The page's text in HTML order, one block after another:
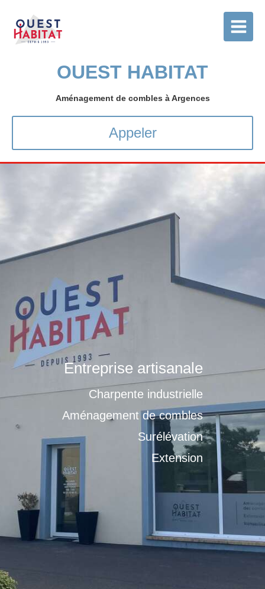
OUEST HABITAT
Aménagement de combles à Argences
Appeler
Entreprise artisanale
Charpente industrielle
Aménagement de combles
Surélévation
Extension